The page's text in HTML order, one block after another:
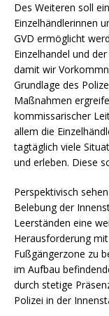
Des Weiteren soll
Einzelhändlerinnen
GVD ermöglicht
Einzelhandel und
damit wir
Grundlage des
Maßnahmen
kommissarischer
allem die
tagtäglich viele
und erleben. Diese
Perspektivisch
Belebung der
Leerständen eine
Herausforderung
Fußgängerzone zu
im Aufbau
durch stetige
Polizei in der